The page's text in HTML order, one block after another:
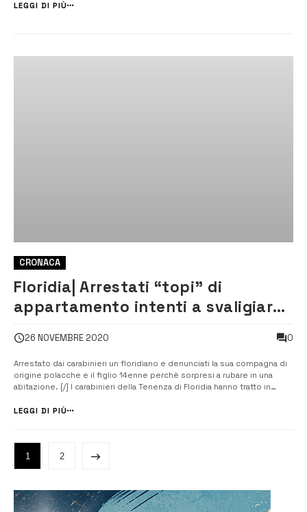
Militari, avuta notizia che il soggetto aveva verosimilmente intrapreso
LEGGI DI PIÙ
CRONACA
Floridia| Arrestati “topi” di
appartamento intenti a svaligiare
26 NOVEMBRE 2020 0
Arrestato dai carabinieri un floridiano e denunciati la sua compagna di
origine polacche e il figlio 14enne perchè sorpresi a rubare in una
abitazione. [/] I carabinieri della Tenenza di Floridia hanno tratto in
classe 1985, floridiano d’adozione, disoccupato e con precedenti
LEGGI DI PIÙ
1 2